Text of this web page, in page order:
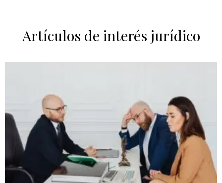
Artículos de interés jurídico